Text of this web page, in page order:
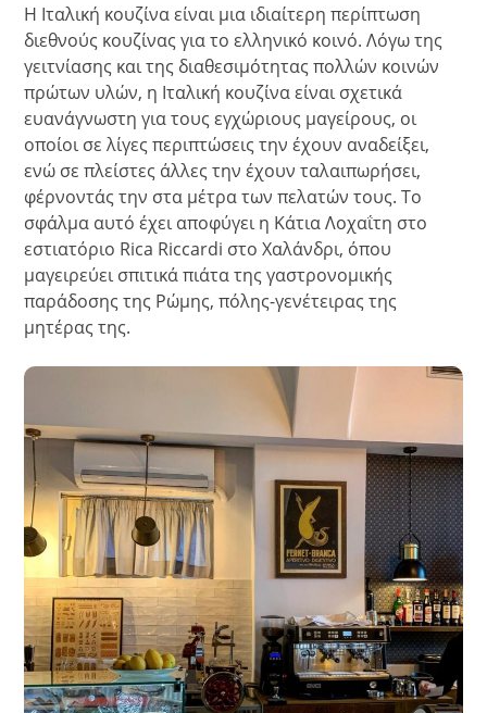
Η Ιταλική κουζίνα είναι μια ιδιαίτερη περίπτωση
διεθνούς κουζίνας για το ελληνικό κοινό. Λόγω της
γειτνίασης και της διαθεσιμότητας πολλών κοινών
πρώτων υλών, η Ιταλική κουζίνα είναι σχετικά
ευανάγνωστη για τους εγχώριους μαγείρους, οι
οποίοι σε λίγες περιπτώσεις την έχουν αναδείξει,
ενώ σε πλείστες άλλες την έχουν ταλαιπωρήσει,
φέρνοντάς την στα μέτρα των πελατών τους. Το
σφάλμα αυτό έχει αποφύγει η Κάτια Λοχαΐτη στο
εστιατόριο Rica Riccardi στο Χαλάνδρι, όπου
μαγειρεύει σπιτικά πιάτα της γαστρονομικής
παράδοσης της Ρώμης, πόλης-γενέτειρας της
μητέρας της.